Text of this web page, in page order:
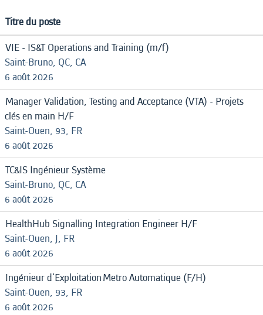
Titre du poste
VIE - IS&T Operations and Training (m/f)
Saint-Bruno, QC, CA
6 août 2026
Manager Validation, Testing and Acceptance (VTA) - Projets
clés en main H/F
Saint-Ouen, 93, FR
6 août 2026
TC&IS Ingénieur Système
Saint-Bruno, QC, CA
6 août 2026
HealthHub Signalling Integration Engineer H/F
Saint-Ouen, J, FR
6 août 2026
Ingénieur d'Exploitation Metro Automatique (F/H)
Saint-Ouen, 93, FR
6 août 2026